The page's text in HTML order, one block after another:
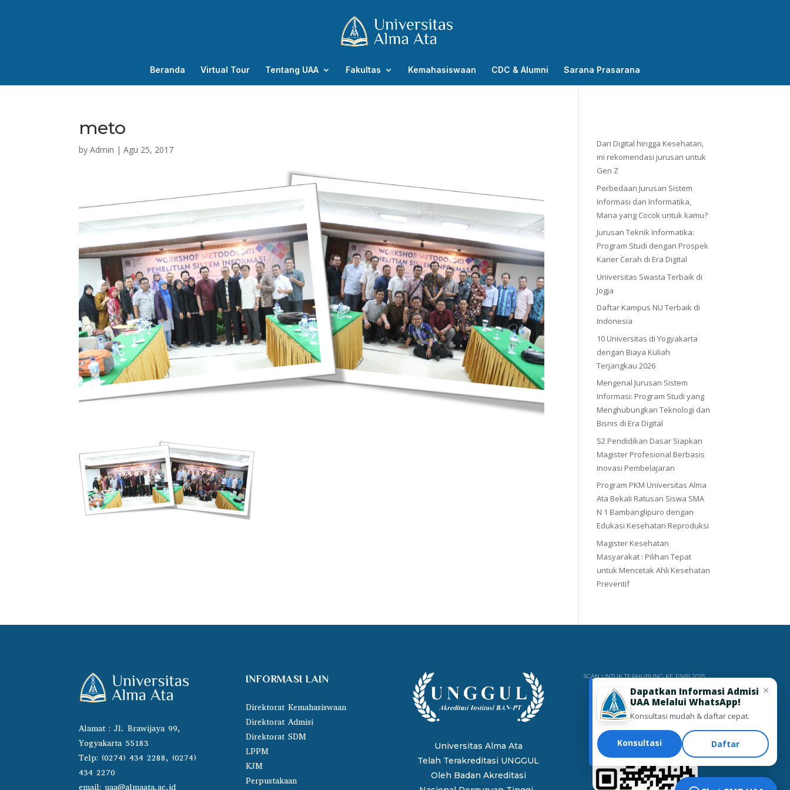
Beranda Virtual Tour Tentang UAA Fakultas Kemahasiswaan CDC & Alumni Sarana Prasarana
meto
byAdmin |Agu 25, 2017
Dari Digital hingga Kesehatan,
ini rekomendasi jurusan untuk
Gen Z
Perbedaan Jurusan Sistem
Informasi dan Informatika,
Mana yang Cocok untuk kamu?
Jurusan Teknik Informatika:
Program Studi dengan Prospek
Karier Cerah di Era Digital
Universitas Swasta Terbaik di
Jogja
Daftar Kampus NU Terbaik di
Indonesia
10 Universitas di Yogyakarta
dengan Biaya Kuliah
Terjangkau 2026
Mengenal Jurusan Sistem
Informasi: Program Studi yang
Menghubungkan Teknologi dan
Bisnis di Era Digital
S2 Pendidikan Dasar Siapkan
Magister Profesional Berbasis
Inovasi Pembelajaran
Program PKM Universitas Alma
Ata Bekali Ratusan Siswa SMA
N 1 Bambanglipuro dengan
Edukasi Kesehatan Reproduksi
Magister Kesehatan
Masyarakat : Pilihan Tepat
untuk Mencetak Ahli Kesehatan
Preventif
Alamat : Jl. Brawijaya 99,
Yogyakarta 55183
Telp: (0274) 434 2288, (0274)
434 2270
email:uaa@almaata.ac.id
INFORMASI LAIN
Direktorat Kemahasiswaan
Direktorat Admisi
Direktorat SDM
LPPM
KJM
Perpustakaan
Universitas Alma Ata
Telah Terakreditasi UNGGUL
Oleh Badan Akreditasi
SCAN UNTUK TERHUBUNG KE PMB 2025
×
Dapatkan Informasi Admisi
UAA Melalui WhatsApp!
Konsultasi mudah & daftar cepat.
Konsultasi Daftar